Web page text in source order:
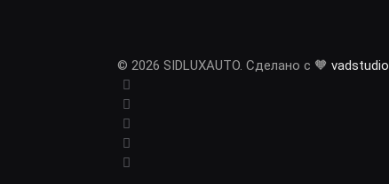
© 2026 SIDLUXAUTO. Сделано с 🧡vadstudio